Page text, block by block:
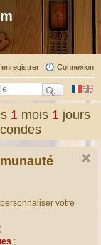
Connexion
1 mois1 jours
votre
;
;